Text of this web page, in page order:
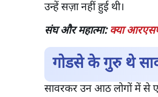
उन्हें सज़ा नहीं हुई थी।
संघ और महात्मा:क्या
गोडसे के गुरु थे
सावरकर उन आठ लोगों में से